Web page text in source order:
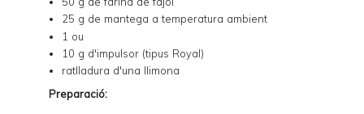
25 g de mantega a temperatura ambient
1 ou
10 g d'impulsor (tipus Royal)
ratlladura d'una llimona
Preparació: